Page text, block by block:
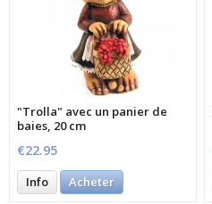
"Trolla" avec un panier de
baies, 20 cm
€22.95
Info Acheter